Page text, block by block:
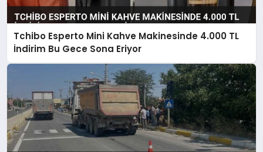
Tchibo Esperto Mini Kahve Makinesinde 4.000 TL
İndirim Bu Gece Sona Eriyor